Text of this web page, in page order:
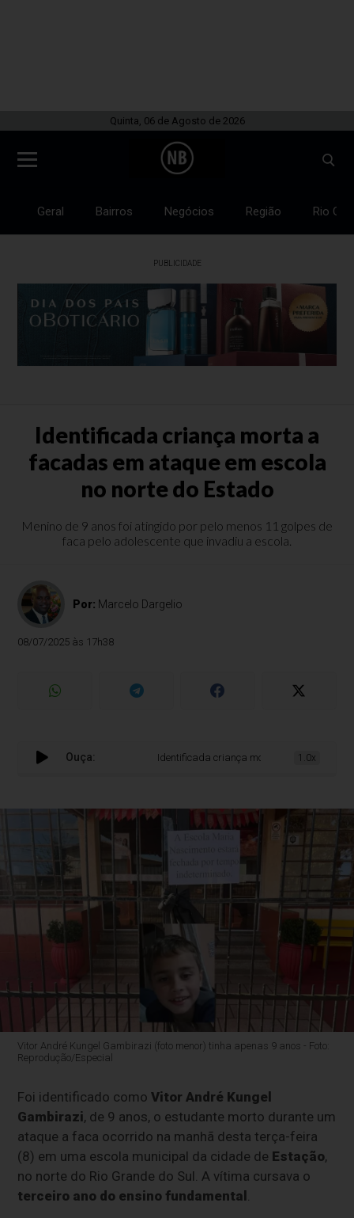
Quinta, 06 de Agosto de 2026
Geral Bairros Negócios Região Rio
PUBLICIDADE
Identificada criança morta a
facadas em ataque em escola
no norte do Estado
Menino de 9 anos foi atingido por pelo menos 11 golpes de
faca pelo adolescente que invadiu a escola.
Por: Marcelo Dargelio
08/07/2025 às 17h38
Ouça: Identificada criança morta a facadas em
1.0x
Vitor André Kungel Gambirazi (foto menor) tinha apenas 9 anos - Foto:
Reprodução/Especial
Foi identificado comoVitor André Kungel
Gambirazi, de 9 anos, o estudante morto durante um
ataque a faca ocorrido na manhã desta terça-feira
(8) em uma escola municipal da cidade de Estação,
no norte do Rio Grande do Sul. A vítima cursava o
terceiro ano do ensino fundamental